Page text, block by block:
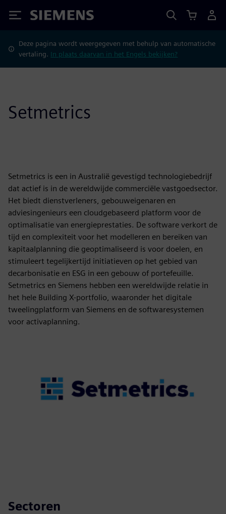
Siemens
Deze pagina wordt weergegeven met behulp van automatische
vertaling. In plaats daarvan in het Engels bekijken?
Setmetrics
Setmetrics is een in Australië gevestigd technologiebedrijf
dat actief is in de wereldwijde commerciële vastgoedsector.
Het biedt dienstverleners, gebouweigenaren en
adviesingenieurs een cloudgebaseerd platform voor de
optimalisatie van energieprestaties. De software verkort de
tijd en complexiteit voor het modelleren en bereiken van
kapitaalplanning die geoptimaliseerd is voor doelen, en
stimuleert tegelijkertijd initiatieven op het gebied van
decarbonisatie en ESG in een gebouw of portefeuille.
Setmetrics en Siemens hebben een wereldwijde relatie in
het hele Building X-portfolio, waaronder het digitale
tweelingplatform van Siemens en de softwaresystemen
voor activaplanning.
Sectoren